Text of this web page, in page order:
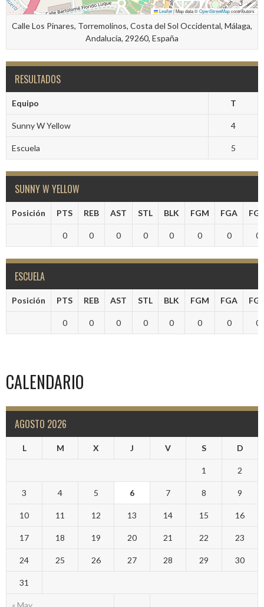
Leaflet|Map data ©OpenStreetMapcontributors
Calle Los Pinares, Torremolinos, Costa del Sol Occidental, Málaga,
Andalucía, 29260, España
RESULTADOS
Equipo T
Sunny W Yellow 4
Escuela 5
SUNNY W YELLOW
Posición PTS REB AST STL BLK FGM FGA
0 0 0 0 0 0 0 0
ESCUELA
Posición PTS REB AST STL BLK FGM FGA
0 0 0 0 0 0 0 0
CALENDARIO
AGOSTO 2026
L M X J V S D
« May
1 2
3 4 5 6 7 8 9
10 11 12 13 14 15 16
17 18 19 20 21 22 23
24 25 26 27 28 29 30
31